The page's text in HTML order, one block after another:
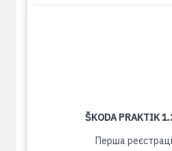
ŠKODA PRAKTIK
Перша